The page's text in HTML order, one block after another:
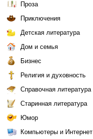
Проза
Приключения
Детская литература
Дом и семья
Бизнес
Религия и духовность
Справочная литература
Старинная литература
Юмор
Компьютеры и Интернет